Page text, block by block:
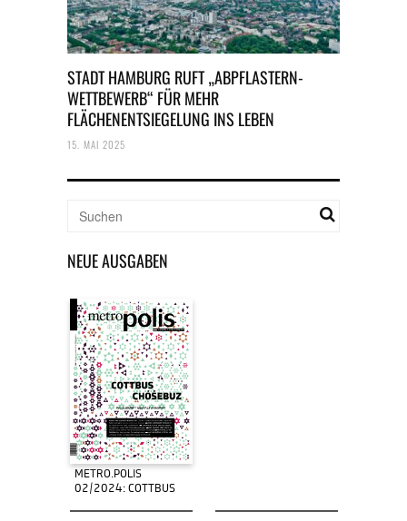
STADT HAMBURG RUFT „ABPFLASTERN-
WETTBEWERB“ FÜR MEHR
FLÄCHENENTSIEGELUNG INS LEBEN
15. MAI 2025
NEUE AUSGABEN
METRO.POLIS
02/2024: COTTBUS